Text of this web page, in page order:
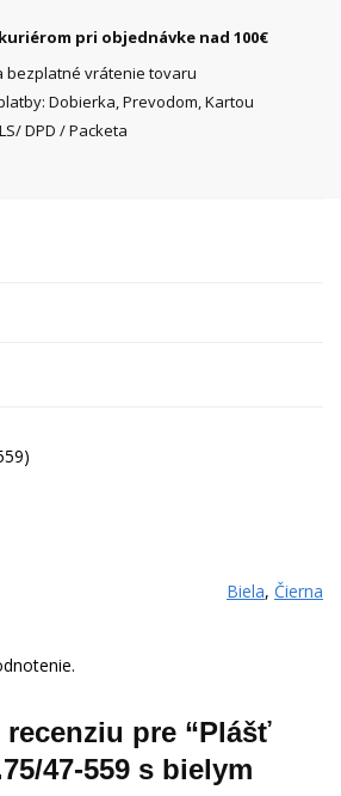
pri objednávke nad 100€
bezplatné vrátenie tovaru
Dobierka, Prevodom, Kartou
DPD / Packeta
Biela, Čierna
pre “Plášť
47-559 s bielym